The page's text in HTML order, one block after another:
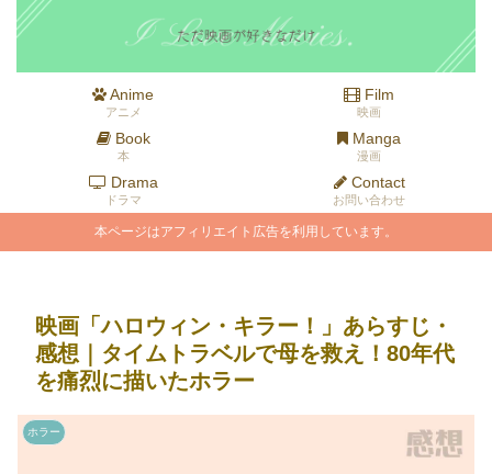
Anime
アニメ
Film
映画
Book
本
Manga
漫画
Drama
ドラマ
Contact
お問い合わせ
本ページはアフィリエイト広告を利用しています。
映画「ハロウィン・キラー！」あらすじ・
感想｜タイムトラベルで母を救え！80年代
を痛烈に描いたホラー
ホラー